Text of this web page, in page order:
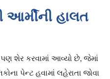
આર્મીની હાલત
શેર કરવામાં આવ્યો છે, જેમાં
પેન્ટ હવામાં લહેરાતા જોવા